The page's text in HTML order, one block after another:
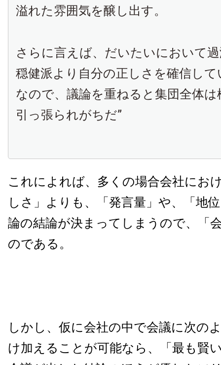
溢れた雰囲気を醸し出す。
さらに言えば、だいたいにおいて
穏健派より自分の正しさを確信し
なので、議論を重ねると集団全体
引っ張られがちだ”
これによれば、多くの場合会社にお
しさ」よりも、「発言量」や、「地
論の結論が決まってしまうので、「
のである。
しかし、仮に会社の中で会議に次の
け加えることが可能なら、「最も賢